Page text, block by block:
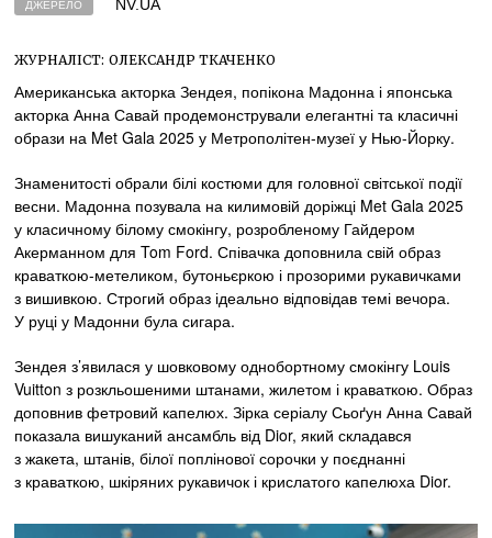
ДЖЕРЕЛО NV.UA
ЖУРНАЛІСТ: ОЛЕКСАНДР ТКАЧЕНКО
Американська акторка Зендея, попікона Мадонна і японська
акторка Анна Савай продемонстрували елегантні та класичні
образи на Met Gala 2025 у Метрополітен-музеї у Нью-Йорку.
Знаменитості обрали білі костюми для головної світської події
весни. Мадонна позувала на килимовій доріжці Met Gala 2025
у класичному білому смокінгу, розробленому Гайдером
Акерманном для Tom Ford. Співачка доповнила свій образ
краваткою-метеликом, бутоньєркою і прозорими рукавичками
з вишивкою. Строгий образ ідеально відповідав темі вечора.
У руці у Мадонни була сигара.
Зендея з’явилася у шовковому однобортному смокінгу Louis
Vuitton з розкльошеними штанами, жилетом і краваткою. Образ
доповнив фетровий капелюх. Зірка серіалу Сьоґун Анна Савай
показала вишуканий ансамбль від Dior, який складався
з жакета, штанів, білої поплінової сорочки у поєднанні
з краваткою, шкіряних рукавичок і крислатого капелюха Dior.